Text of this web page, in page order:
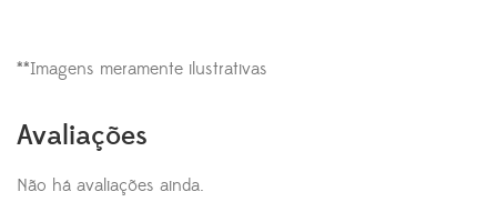
**Imagens meramente ilustrativas
Avaliações
Não há avaliações ainda.